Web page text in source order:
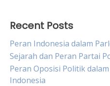
Recent Posts
Peran Indonesia dalam
Sejarah dan Peran Partai
Peran Oposisi Politik
Indonesia